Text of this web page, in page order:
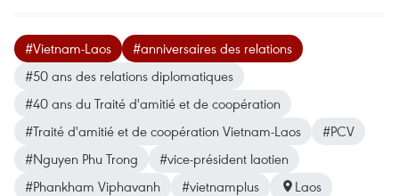
#Vietnam-Laos
#anniversaires des relations
#50 ans des relations diplomatiques
#40 ans du Traité d'amitié et de coopération
#Traité d'amitié et de coopération Vietnam-Laos
#PCV
#Nguyen Phu Trong
#vice-président laotien
#Phankham Viphavanh
#vietnamplus Laos